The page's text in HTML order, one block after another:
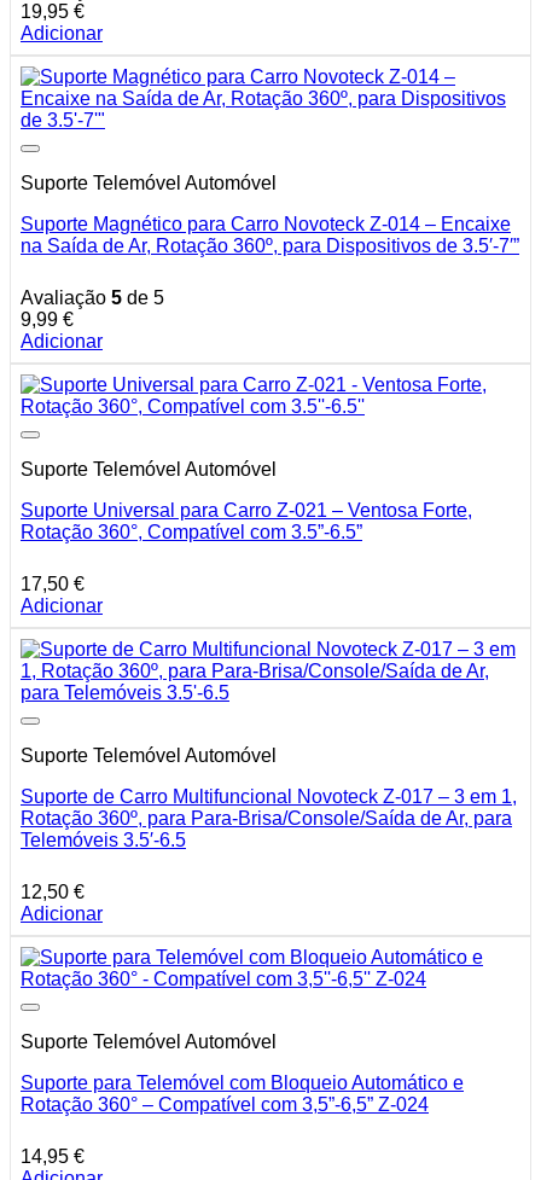
19,95 €
Adicionar
Suporte Telemóvel Automóvel
Suporte Magnético para Carro Novoteck Z-014 – Encaixe
na Saída de Ar, Rotação 360º, para Dispositivos de 3.5′-7′”
Avaliação 5 de 5
9,99 €
Adicionar
Suporte Telemóvel Automóvel
Suporte Universal para Carro Z-021 – Ventosa Forte,
Rotação 360°, Compatível com 3.5”-6.5”
17,50 €
Adicionar
Suporte Telemóvel Automóvel
Suporte de Carro Multifuncional Novoteck Z-017 – 3 em 1,
Rotação 360º, para Para-Brisa/Console/Saída de Ar, para
Telemóveis 3.5′-6.5
12,50 €
Adicionar
Suporte Telemóvel Automóvel
Suporte para Telemóvel com Bloqueio Automático e
Rotação 360° – Compatível com 3,5”-6,5” Z-024
14,95 €